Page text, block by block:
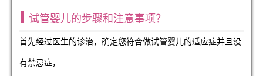
试管婴儿的步骤和注意事项？
首先经过医生的诊治，确定您符合做试管婴儿的适应症并且没
有禁忌症，...